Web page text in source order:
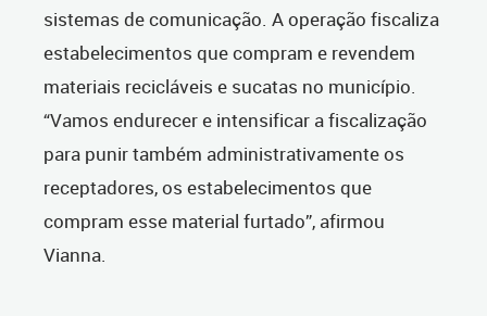
sistemas de comunicação. A operação fiscaliza
estabelecimentos que compram e revendem
materiais recicláveis e sucatas no município.
“Vamos endurecer e intensificar a fiscalização
para punir também administrativamente os
receptadores, os estabelecimentos que
compram esse material furtado”, afirmou
Vianna.